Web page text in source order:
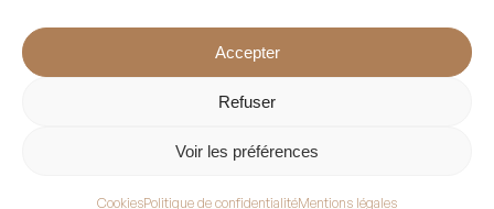
Accepter
Refuser
Voir les préférences
CookiesPolitique de confidentialitéMentions légales